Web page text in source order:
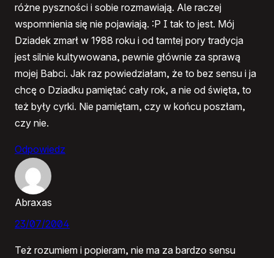
różne pyszności i sobie rozmawiają. Ale raczej
wspomnienia się nie pojawiają. :P I tak to jest. Mój
Dziadek zmarł w 1988 roku i od tamtej pory tradycja
jest silnie kultywowana, pewnie głównie za sprawą
mojej Babci. Jak raz powiedziałam, że to bez sensu i ja
chcę o Dziadku pamiętać cały rok, a nie od święta, to
też były cyrki. Nie pamiętam, czy w końcu poszłam,
czy nie.
Odpowiedz
Abraxas
23/07/2004
Też rozumiem i popieram, nie ma za bardzo sensu